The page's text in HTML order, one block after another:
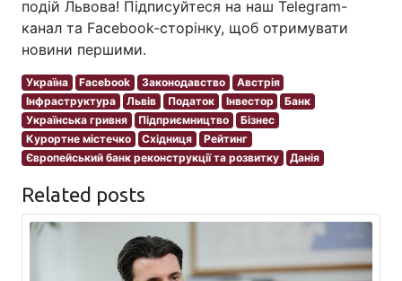
подій Львова! Підписуйтеся на наш Telegram-
канал та Facebook-сторінку, щоб отримувати
новини першими.
Україна Facebook Законодавство
Австрія
Інфраструктура
Львів Податок Інвестор
Банк
Українська гривня
Підприємництво
Бізнес
Курортне містечко
Східниця
Рейтинг
Європейський банк реконструкції та розвитку
Данія
Related posts